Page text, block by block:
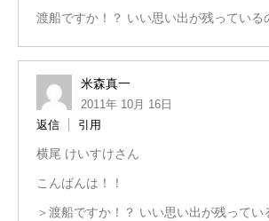
渡船ですか！？ いい思い出が残っている
米森真一
2011年 10月 16日
返信
引用
横尾 けいすけさん
こんばんは！！
＞渡船ですか！？ いい思い出が残ってい